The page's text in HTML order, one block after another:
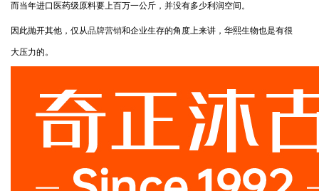
而当年进口医药级原料要上百万一公斤，并没有多少利润空间。
因此抛开其他，仅从品牌营销和企业生存的角度上来讲，华熙生物也是有很
大压力的。